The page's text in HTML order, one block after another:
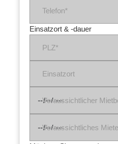
Telefon*
Einsatzort & -dauer
PLZ*
Einsatzort
Voraussichtlicher
Voraussichtliches